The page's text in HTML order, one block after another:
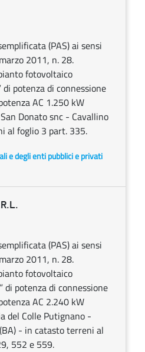
(PAS) ai sensi
2011, n. 28.
fotovoltaico
potenza di connessione
AC 1.250 kW
Donato snc - Cavallino
al foglio 3 part. 335.
e degli enti pubblici e privati
(PAS) ai sensi
2011, n. 28.
fotovoltaico
di potenza di connessione
AC 2.240 kW
del Colle Putignano -
- in catasto terreni al
552 e 559.